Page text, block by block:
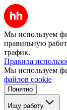
Мы используем
правильную
трафик.
Правила
Мы используем
файлов cookie
Понятно
Ищу работу